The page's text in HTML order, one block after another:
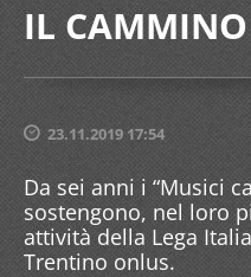
IL
23.11.2019 17:54
Da sei anni i “Musici
sostengono, nel loro
attività della Lega
Trentino onlus.